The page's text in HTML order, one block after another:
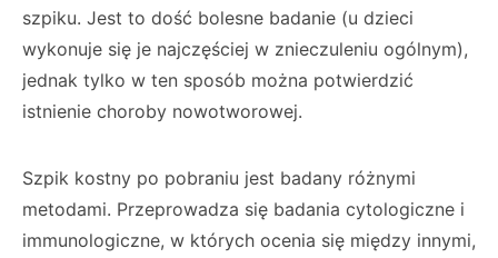
szpiku. Jest to dość bolesne badanie (u dzieci
wykonuje się je najczęściej w znieczuleniu ogólnym),
jednak tylko w ten sposób można potwierdzić
istnienie choroby nowotworowej.
Szpik kostny po pobraniu jest badany różnymi
metodami. Przeprowadza się badania cytologiczne i
immunologiczne, w których ocenia się między innymi,